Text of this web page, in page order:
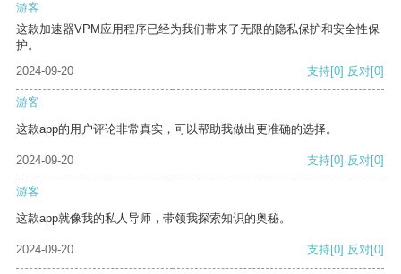
游客
这款加速器VPM应用程序已经为我们带来了无限的隐私保护和安全性保
护。
2024-09-20
支持[0] 反对[0]
游客
这款app的用户评论非常真实，可以帮助我做出更准确的选择。
2024-09-20 支持[0] 反对[0]
游客
这款app就像我的私人导师，带领我探索知识的奥秘。
2024-09-20 支持[0] 反对[0]